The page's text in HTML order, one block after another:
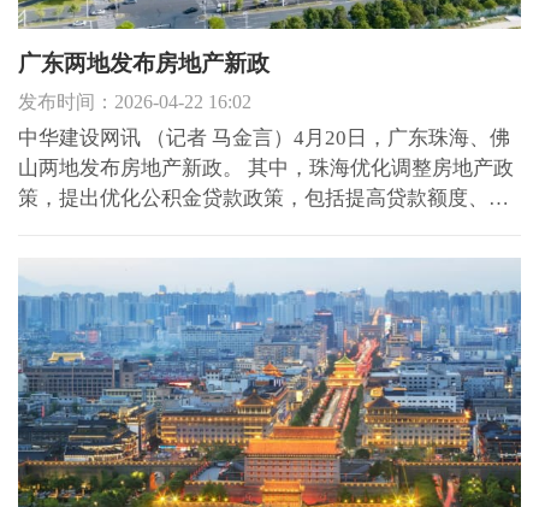
广东两地发布房地产新政
发布时间：2026-04-22 16:02
中华建设网讯 （记者 马金言）4月20日，广东珠海、佛
山两地发布房地产新政。 其中，珠海优化调整房地产政
策，提出优化公积金贷款政策，包括提高贷款额度、多
同时延长住房以旧换新补贴期限，支持房票安置与政府
征拆联动等。 佛山发布以旧换新政策，引入多家房企共
同参与并...